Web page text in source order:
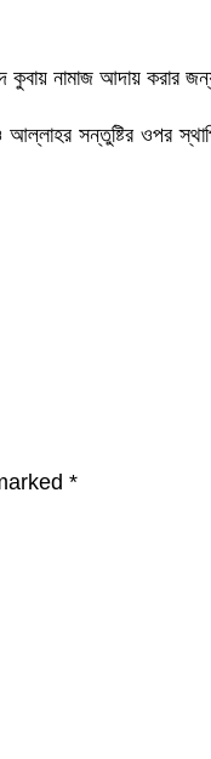
কুবায় নামাজ আদায় করার
সন্তুষ্টির ওপর
*